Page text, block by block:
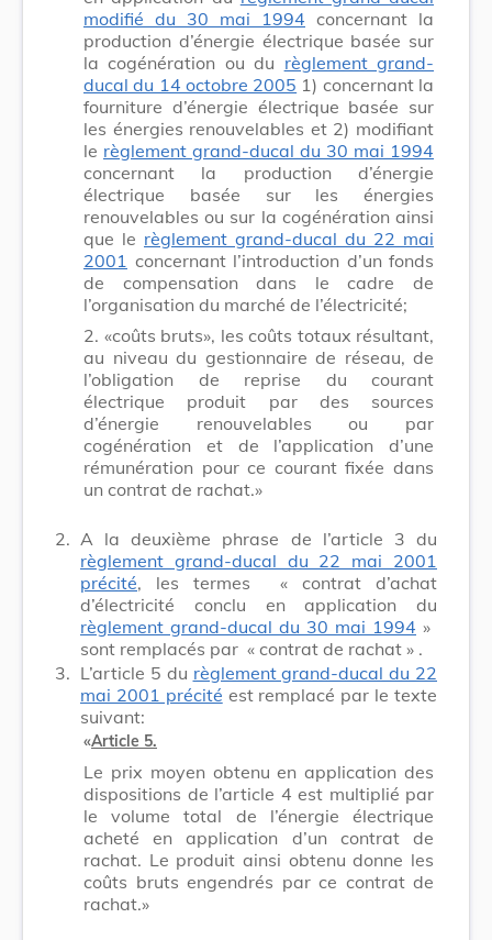
modifié du 30 mai 1994 concernant la
production d’énergie électrique basée sur
la cogénération ou du règlement grand-
ducal du 14 octobre 2005 1) concernant la
fourniture d’énergie électrique basée sur
les énergies renouvelables et 2) modifiant
le règlement grand-ducal du 30 mai 1994
concernant la production d’énergie
électrique basée sur les énergies
renouvelables ou sur la cogénération ainsi
que le règlement grand-ducal du 22 mai
2001 concernant l’introduction d’un fonds
de compensation dans le cadre de
l’organisation du marché de l’électricité;
2. «coûts bruts», les coûts totaux résultant,
au niveau du gestionnaire de réseau, de
l’obligation de reprise du courant
électrique produit par des sources
d’énergie renouvelables ou par
cogénération et de l’application d’une
rémunération pour ce courant fixée dans
un contrat de rachat.»
2. A la deuxième phrase de l’article 3 du
règlement grand-ducal du 22 mai 2001
précité, les termes
« contrat d’achat
d’électricité conclu en application du
règlement grand-ducal du 30 mai 1994 »
sont remplacés par « contrat de rachat » .
3. L’article 5 du règlement grand-ducal du 22
mai 2001 précité est remplacé par le texte
suivant:
«Article 5.
Le prix moyen obtenu en application des
dispositions de l’article 4 est multiplié par
le volume total de l’énergie électrique
acheté en application d’un contrat de
rachat. Le produit ainsi obtenu donne les
coûts bruts engendrés par ce contrat de
rachat.»